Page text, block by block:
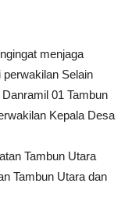
menjaga
Selain
01 Tambun
Kepala Desa
Tambun Utara
Tambun Utara dan